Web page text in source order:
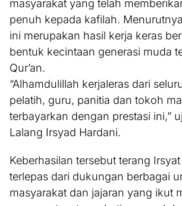
masyarakat yang telah
penuh kepada kafilah.
ini merupakan hasil kerja keras
bentuk kecintaan generasi muda
Qur’an.
“Alhamdulillah kerjaleras dari
pelatih, guru, panitia dan tokoh
terbayarkan dengan prestasi ini,”
Lalang Irsyad Hardani.
Keberhasilan tersebut terang
terlepas dari dukungan berbagai
masyarakat dan jajaran yang ikut